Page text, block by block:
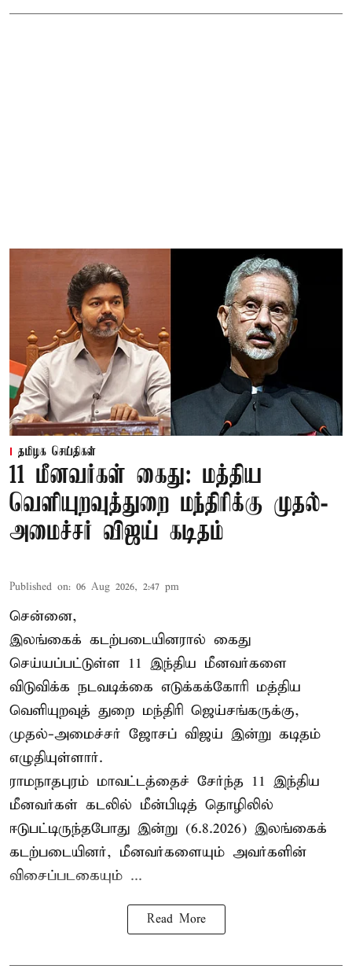
தமிழக செய்திகள்
11 மீனவர்கள் கைது: மத்திய
வெளியுறவுத்துறை மந்திரிக்கு முதல்-
அமைச்சர் விஜய் கடிதம்
Published on: 06 Aug 2026, 2:47 pm
சென்னை,
இலங்கைக் கடற்படையினரால் கைது
செய்யப்பட்டுள்ள 11 இந்திய மீனவர்களை
விடுவிக்க நடவடிக்கை எடுக்கக்கோரி மத்திய
வெளியுறவுத் துறை மந்திரி ஜெய்சங்கருக்கு,
முதல்-அமைச்சர் ஜோசப் விஜய் இன்று கடிதம்
எழுதியுள்ளார்.
ராமநாதபுரம் மாவட்டத்தைச் சேர்ந்த 11 இந்திய
மீனவர்கள் கடலில் மீன்பிடித் தொழிலில்
ஈடுபட்டிருந்தபோது இன்று (6.8.2026) இலங்கைக்
கடற்படையினர், மீனவர்களையும் அவர்களின்
விசைப்படகையும் ...
Read More